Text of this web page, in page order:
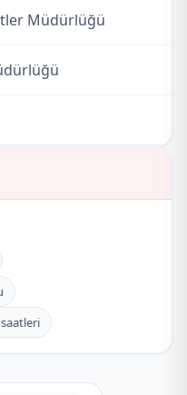
Müdürlüğü
Şubesi
Müdürlüğü